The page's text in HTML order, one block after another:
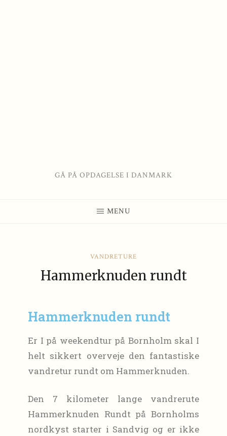
GÅ PÅ OPDAGELSE I DANMARK
MENU
VANDRETURE
Hammerknuden rundt
Hammerknuden rundt
Er I på weekendtur på Bornholm skal I
helt sikkert overveje den fantastiske
vandretur rundt om Hammerknuden.
Den 7 kilometer lange vandrerute
Hammerknuden Rundt på Bornholms
nordkyst starter i Sandvig og er ikke